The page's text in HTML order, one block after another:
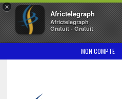
×
Africtelegraph
Africtelegraph
Gratuit - Gratuit
MON COMPTE